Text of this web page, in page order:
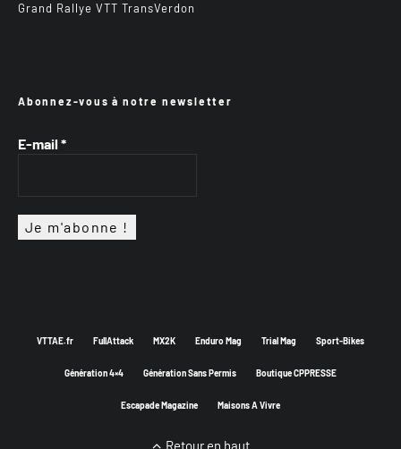
Grand Rallye VTT TransVerdon
Abonnez-vous à notre newsletter
E-mail *
VTTAE.fr FullAttack MX2K Enduro Mag Trial Mag Sport-Bikes
Génération 4×4 Génération Sans Permis Boutique CPPRESSE
Escapade Magazine Maisons A Vivre
Retour en haut